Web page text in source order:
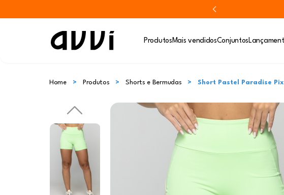
Produtos Mais vendidosConjuntos
Home Produtos Shorts e Bermudas Short Pastel Paradise